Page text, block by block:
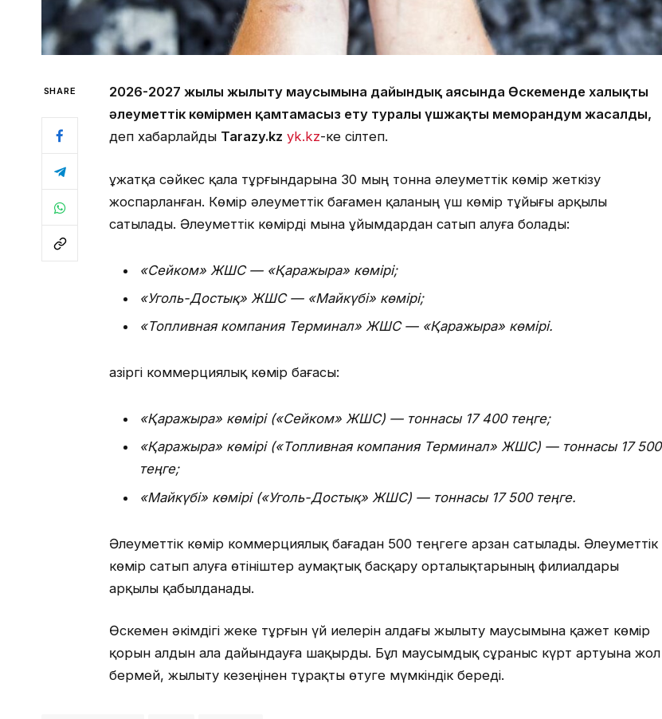
SHARE
2026-2027 жылғы жылыту маусымына дайындық аясында Өскеменде халықты
әлеуметтік көмірмен қамтамасыз ету туралы үшжақты меморандум жасалды,
деп хабарлайды Tarazy.kz yk.kz-ке сілтеп.
Құжатқа сәйкес қала тұрғындарына 30 мың тонна әлеуметтік көмір жеткізу
жоспарланған. Көмір әлеуметтік бағамен қаланың үш көмір тұйығы арқылы
сатылады. Әлеуметтік көмірді мына ұйымдардан сатып алуға болады:
«Сейком» ЖШС — «Қаражыра» көмірі;
«Уголь-Достық» ЖШС — «Майкүбі» көмірі;
«Топливная компания Терминал» ЖШС — «Қаражыра» көмірі.
Қазіргі коммерциялық көмір бағасы:
«Қаражыра» көмірі («Сейком» ЖШС) — тоннасы 17 400 теңге;
«Қаражыра» көмірі («Топливная компания Терминал» ЖШС) — тоннасы 17 500
теңге;
«Майкүбі» көмірі («Уголь-Достық» ЖШС) — тоннасы 17 500 теңге.
Әлеуметтік көмір коммерциялық бағадан 500 теңгеге арзан сатылады. Әлеуметтік
көмір сатып алуға өтініштер аумақтық басқару орталықтарының филиалдары
арқылы қабылданады.
Өскемен әкімдігі жеке тұрғын үй иелерін алдағы жылыту маусымына қажет көмір
қорын алдын ала дайындауға шақырды. Бұл маусымдық сұраныс күрт артуына жол
бермей, жылыту кезеңінен тұрақты өтуге мүмкіндік береді.